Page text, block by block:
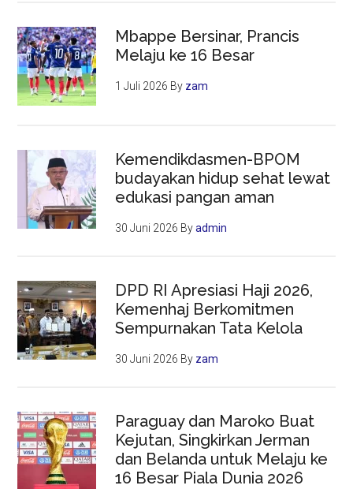
Mbappe Bersinar, Prancis
Melaju ke 16 Besar
1 Juli 2026 By zam
Kemendikdasmen-BPOM
budayakan hidup sehat lewat
edukasi pangan aman
30 Juni 2026 Byadmin
DPD RI Apresiasi Haji 2026,
Kemenhaj Berkomitmen
Sempurnakan Tata Kelola
30 Juni 2026 By zam
Paraguay dan Maroko Buat
Kejutan, Singkirkan Jerman
dan Belanda untuk Melaju ke
16 Besar Piala Dunia 2026